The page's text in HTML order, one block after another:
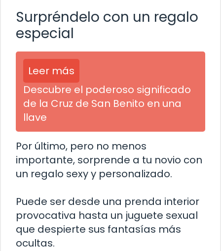
Surpréndelo con un regalo
especial
Leer más
Descubre el poderoso significado
de la Cruz de San Benito en una
llave
Por último, pero no menos
importante, sorprende a tu novio con
un regalo sexy y personalizado.
Puede ser desde una prenda interior
provocativa hasta un juguete sexual
que despierte sus fantasías más
ocultas.